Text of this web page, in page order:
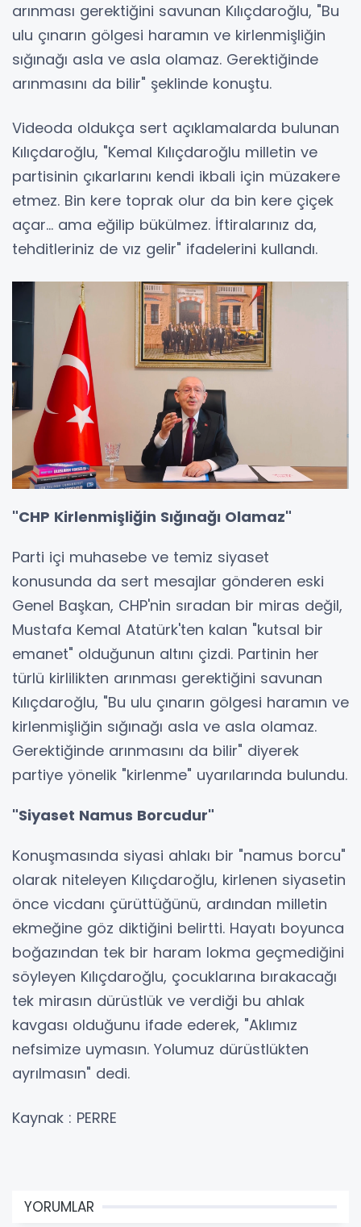
arınması gerektiğini savunan Kılıçdaroğlu, "Bu
ulu çınarın gölgesi haramın ve kirlenmişliğin
sığınağı asla ve asla olamaz. Gerektiğinde
arınmasını da bilir" şeklinde konuştu.
Videoda oldukça sert açıklamalarda bulunan
Kılıçdaroğlu, "Kemal Kılıçdaroğlu milletin ve
partisinin çıkarlarını kendi ikbali için müzakere
etmez. Bin kere toprak olur da bin kere çiçek
açar... ama eğilip bükülmez. İftiralarınız da,
tehditleriniz de vız gelir" ifadelerini kullandı.
"CHP Kirlenmişliğin Sığınağı Olamaz"
Parti içi muhasebe ve temiz siyaset
konusunda da sert mesajlar gönderen eski
Genel Başkan, CHP'nin sıradan bir miras değil,
Mustafa Kemal Atatürk'ten kalan "kutsal bir
emanet" olduğunun altını çizdi. Partinin her
türlü kirlilikten arınması gerektiğini savunan
Kılıçdaroğlu, "Bu ulu çınarın gölgesi haramın ve
kirlenmişliğin sığınağı asla ve asla olamaz.
Gerektiğinde arınmasını da bilir" diyerek
partiye yönelik "kirlenme" uyarılarında bulundu.
"Siyaset Namus Borcudur"
Konuşmasında siyasi ahlakı bir "namus borcu"
olarak niteleyen Kılıçdaroğlu, kirlenen siyasetin
önce vicdanı çürüttüğünü, ardından milletin
ekmeğine göz diktiğini belirtti. Hayatı boyunca
boğazından tek bir haram lokma geçmediğini
söyleyen Kılıçdaroğlu, çocuklarına bırakacağı
tek mirasın dürüstlük ve verdiği bu ahlak
kavgası olduğunu ifade ederek, "Aklımız
nefsimize uymasın. Yolumuz dürüstlükten
ayrılmasın" dedi.
Kaynak : PERRE
YORUMLAR